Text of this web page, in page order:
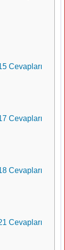
Cevapları
Cevapları
Cevapları
Cevapları